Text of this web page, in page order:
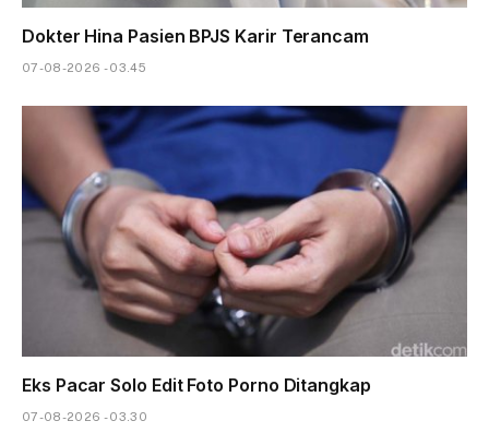
Dokter Hina Pasien BPJS Karir Terancam
07-08-2026 - 03.45
Eks Pacar Solo Edit Foto Porno Ditangkap
07-08-2026 - 03.30